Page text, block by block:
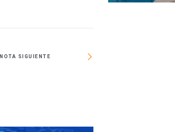
NOTA SIGUIENTE